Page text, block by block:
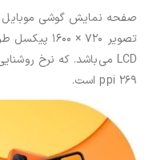
269 ppi است.